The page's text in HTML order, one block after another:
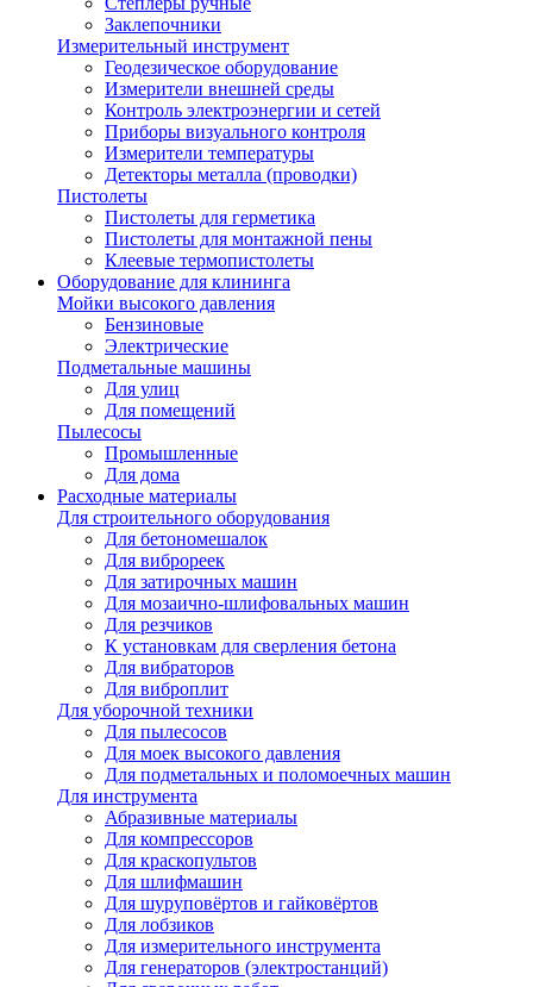
Заклепочники
Измерительный инструмент
Геодезическое оборудование
Измерители внешней среды
Контроль электроэнергии и сетей
Приборы визуального контроля
Измерители температуры
Детекторы металла (проводки)
Пистолеты
Пистолеты для герметика
Пистолеты для монтажной пены
Клеевые термопистолеты
Оборудование для клининга
Мойки высокого давления
Бензиновые
Электрические
Подметальные машины
Для улиц
Для помещений
Пылесосы
Промышленные
Для дома
Расходные материалы
Для строительного оборудования
Для бетономешалок
Для виброреек
Для затирочных машин
Для мозаично-шлифовальных машин
Для резчиков
К установкам для сверления бетона
Для вибраторов
Для виброплит
Для уборочной техники
Для пылесосов
Для моек высокого давления
Для подметальных и поломоечных машин
Для инструмента
Абразивные материалы
Для компрессоров
Для краскопультов
Для шлифмашин
Для шуруповёртов и гайковёртов
Для лобзиков
Для измерительного инструмента
Для генераторов (электростанций)